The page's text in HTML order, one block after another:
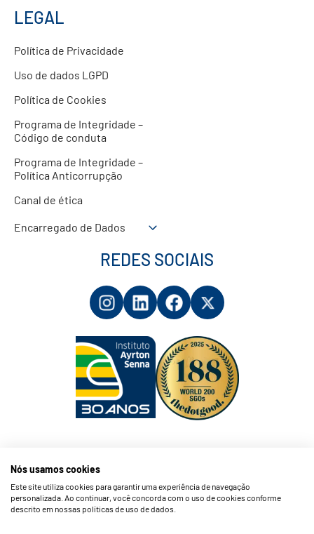
LEGAL
Política de Privacidade
Uso de dados LGPD
Política de Cookies
Programa de Integridade –
Código de conduta
Programa de Integridade –
Política Anticorrupção
Canal de ética
Encarregado de Dados
REDES SOCIAIS
© 2026 Instituto Ayrton Senna. All Rights Reserved.
Nós usamos cookies
Este site utiliza cookies para garantir uma experiência de navegação
personalizada. Ao continuar, você concorda com o uso de cookies conforme
descrito em nossas políticas de uso de dados.